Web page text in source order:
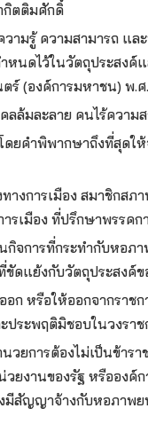
ตติมศักดิ์
มรู้ ความสามารถ แล
นดไว้ในวัตถุประสงค์
(องค์การมหาชน) พ.
ลล้มละลาย คนไร้ความ
ดยคำพิพากษาถึงที่สุด
างการเมือง สมาชิกส
รเมือง ที่ปรึกษาพรรคก
กิจการที่กระทำกับหอภ
ดแย้งกับวัตถุประสงค์
อก หรือให้ออกจากรา
ประพฤติมิชอบในวงราช
วยการต้องไม่เป็นข้าร
วยงานของรัฐ หรืออง
มีสัญญาจ้างกับหอภาพ